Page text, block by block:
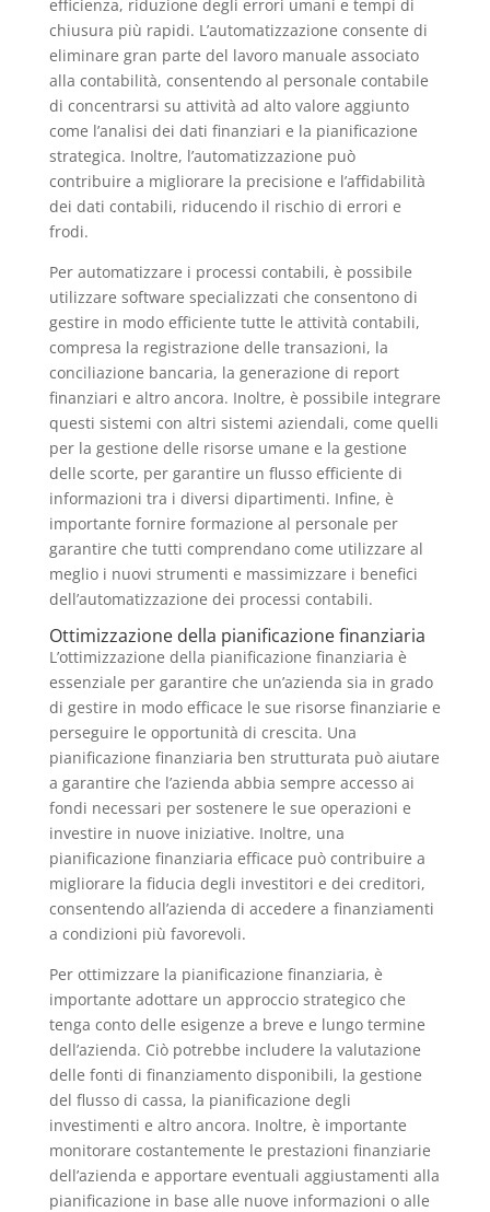
efficienza, riduzione degli errori umani e tempi di
chiusura più rapidi. L’automatizzazione consente di
eliminare gran parte del lavoro manuale associato
alla contabilità, consentendo al personale contabile
di concentrarsi su attività ad alto valore aggiunto
come l’analisi dei dati finanziari e la pianificazione
strategica. Inoltre, l’automatizzazione può
contribuire a migliorare la precisione e l’affidabilità
dei dati contabili, riducendo il rischio di errori e
frodi.
Per automatizzare i processi contabili, è possibile
utilizzare software specializzati che consentono di
gestire in modo efficiente tutte le attività contabili,
compresa la registrazione delle transazioni, la
conciliazione bancaria, la generazione di report
finanziari e altro ancora. Inoltre, è possibile integrare
questi sistemi con altri sistemi aziendali, come quelli
per la gestione delle risorse umane e la gestione
delle scorte, per garantire un flusso efficiente di
informazioni tra i diversi dipartimenti. Infine, è
importante fornire formazione al personale per
garantire che tutti comprendano come utilizzare al
meglio i nuovi strumenti e massimizzare i benefici
dell’automatizzazione dei processi contabili.
Ottimizzazione della pianificazione finanziaria
L’ottimizzazione della pianificazione finanziaria è
essenziale per garantire che un’azienda sia in grado
di gestire in modo efficace le sue risorse finanziarie e
perseguire le opportunità di crescita. Una
pianificazione finanziaria ben strutturata può aiutare
a garantire che l’azienda abbia sempre accesso ai
fondi necessari per sostenere le sue operazioni e
investire in nuove iniziative. Inoltre, una
pianificazione finanziaria efficace può contribuire a
migliorare la fiducia degli investitori e dei creditori,
consentendo all’azienda di accedere a finanziamenti
a condizioni più favorevoli.
Per ottimizzare la pianificazione finanziaria, è
importante adottare un approccio strategico che
tenga conto delle esigenze a breve e lungo termine
dell’azienda. Ciò potrebbe includere la valutazione
delle fonti di finanziamento disponibili, la gestione
del flusso di cassa, la pianificazione degli
investimenti e altro ancora. Inoltre, è importante
monitorare costantemente le prestazioni finanziarie
dell’azienda e apportare eventuali aggiustamenti alla
pianificazione in base alle nuove informazioni o alle